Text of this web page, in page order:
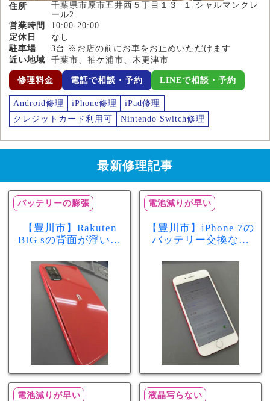
住所
千葉県市原市五井西５丁目１３−１ シャルマンクレ
ール2
営業時間
10:00-20:00
定休日
なし
駐車場
3台 ※お店の前にお車をお止めいただけます
近い地域
千葉市、袖ケ浦市、木更津市
修理料金 電話で相談・予約 LINEで相談・予約
Android修理 iPhone修理
iPad修理
クレジットカード利用可
Nintendo Switch修理
最新修理記事
バッテリーの膨張
【豊川市】Rakuten
BIG sの背面が浮いて
リー膨張のサインか
もしれません！バッ
テリー交換修理事例
電池減りが早い
【豊川市】iPhone 7の
バッテリー交換なら
最大容量70％で電池
の減りが早い症状も
当日60分で改善
電池減りが早い 液晶写らない